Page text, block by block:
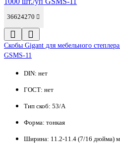
36624270
Cкобы Gigant для мебельного
GSMS-11
DIN: нет
ГОСТ: нет
Тип скоб: 53/A
Форма: тонкая
Ширина: 11.2-11.4 (7/16 дюйма)